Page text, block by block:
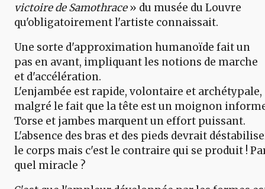
victoire de Samothrace» du musée du Louvre
qu'obligatoirement l'artiste connaissait.
Une sorte d'approximation humanoïde fait un
pas en avant, impliquant les notions de marche
et d'accélération.
L'enjambée est rapide, volontaire et archétypale,
malgré le fait que la tête est un moignon
Torse et jambes marquent un effort puissant.
L'absence des bras et des pieds devrait
le corps mais c'est le contraire qui se produit !
quel miracle ?